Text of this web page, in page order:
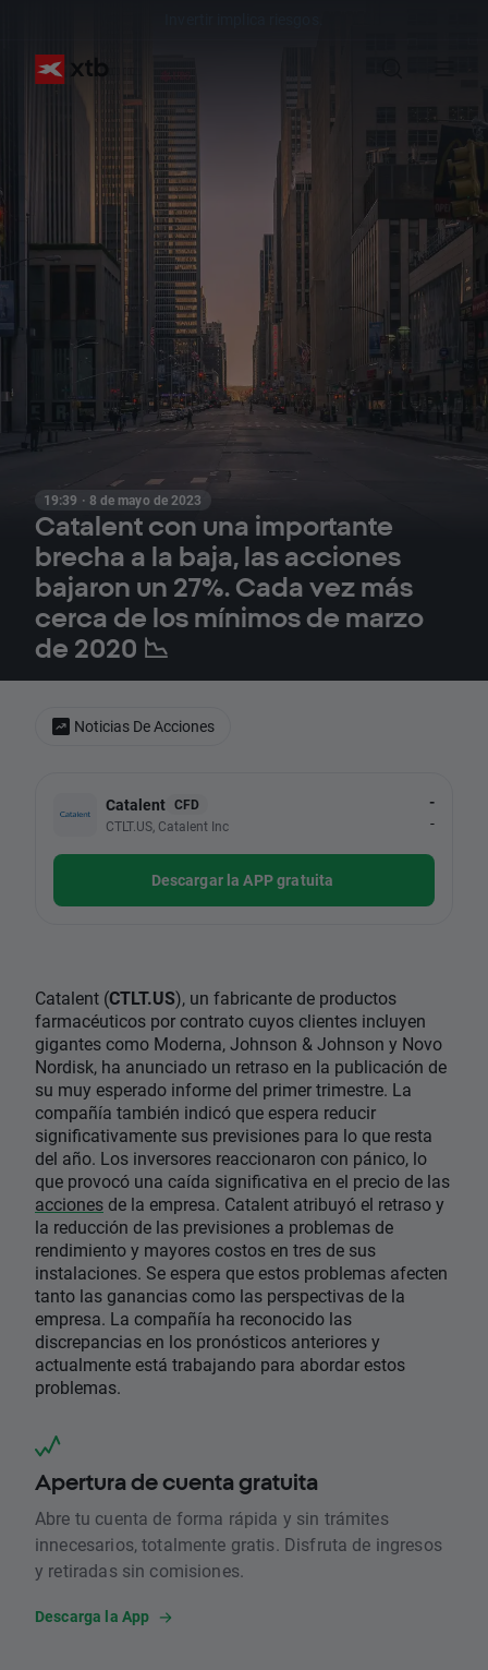
19:39 · 8 de mayo de 2023
Catalent con una importante
brecha a la baja, las acciones
bajaron un 27%. Cada vez más
cerca de los mínimos de marzo
de 2020 📉
Catalent CFD
CTLT.US, Catalent Inc
-
-
Descargar la APP gratuita
Catalent (CTLT.US), un fabricante de productos
farmacéuticos por contrato cuyos clientes incluyen
gigantes como Moderna, Johnson & Johnson y Novo
Nordisk, ha anunciado un retraso en la publicación de
su muy esperado informe del primer trimestre. La
compañía también indicó que espera reducir
significativamente sus previsiones para lo que resta
del año. Los inversores reaccionaron con pánico, lo
que provocó una caída significativa en el precio de las
acciones de la empresa. Catalent atribuyó el retraso y
la reducción de las previsiones a problemas de
rendimiento y mayores costos en tres de sus
instalaciones. Se espera que estos problemas afecten
tanto las ganancias como las perspectivas de la
empresa. La compañía ha reconocido las
discrepancias en los pronósticos anteriores y
actualmente está trabajando para abordar estos
problemas.
Apertura de cuenta gratuita
Abre tu cuenta de forma rápida y sin trámites
innecesarios, totalmente gratis. Disfruta de ingresos
y retiradas sin comisiones.
Descarga la App
Noticias De Acciones